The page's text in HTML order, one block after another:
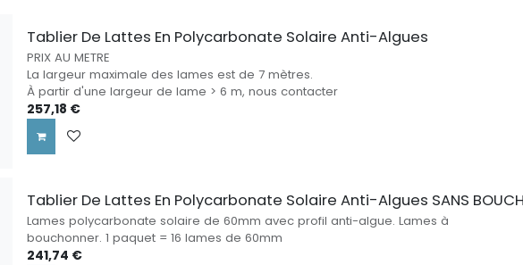
Tablier De Lattes En Polycarbonate Solaire Anti-Algues
PRIX AU METRE
La largeur maximale des lames est de 7 mètres.
À partir d'une largeur de lame > 6 m, nous contacter
257,18 €
Tablier De Lattes En Polycarbonate Solaire Anti-Algues SANS
Lames polycarbonate solaire de 60mm avec profil anti-algue. Lames à
bouchonner. 1 paquet = 16 lames de 60mm
241,74 €